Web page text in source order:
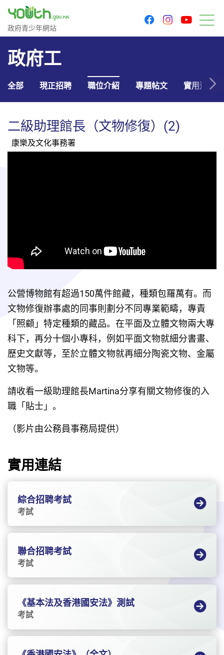
政府青少年網站
政府青少年網站
facebookinstagram
政府工
全部 現正招聘 職位介紹 專題帖文 實用連結
二級助理館長（文物修復）(2)
康樂及文化事務署
公營博物館有超過150萬件館藏，種類包羅萬有。而
文物修復辦事處的同事則劃分不同專業範疇，專責
「照顧」特定種類的藏品。在平面及立體文物兩大專
科下，再分十個小專科，例如平面文物就細分書畫、
歷史文獻等，至於立體文物就再細分陶瓷文物、金屬
文物等。
請收看一級助理館長Martina分享有關文物修復的入
職「貼士」。
（影片由公務員事務局提供）
實用連結
綜合招聘考試
考試
聯合招聘考試
考試
《基本法及香港國安法》測試
考試